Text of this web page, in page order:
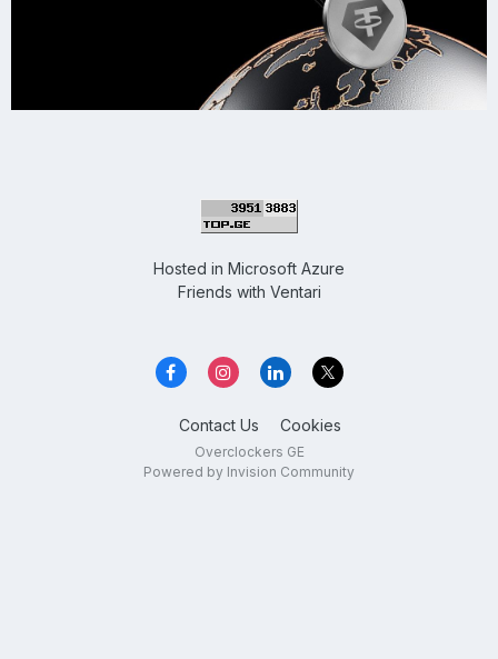
Hosted in Microsoft Azure
Friends with Ventari
Contact Us Cookies
Overclockers GE
Powered by Invision Community